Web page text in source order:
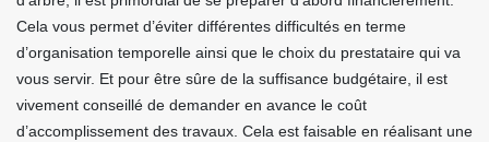
Cela vous permet d’éviter différentes difficultés en terme
d’organisation temporelle ainsi que le choix du prestataire qui va
vous servir. Et pour être sûre de la suffisance budgétaire, il est
vivement conseillé de demander en avance le coût
d’accomplissement des travaux. Cela est faisable en réalisant une